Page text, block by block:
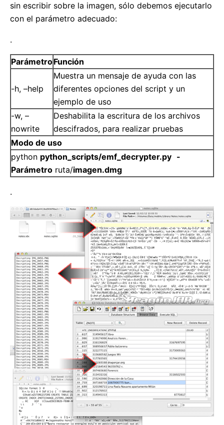
sin escribir sobre la imagen, sólo debemos ejecutarlo
con el parámetro adecuado:
.
ParámetroFunción
-h, –help
Muestra un mensaje de ayuda con las
diferentes opciones del script y un
ejemplo de uso
-w, –
nowrite
Deshabilita la escritura de los archivos
descifrados, para realizar pruebas
Modo de uso
python python_scripts/emf_decrypter.py -
Parámetro ruta/imagen.dmg
.